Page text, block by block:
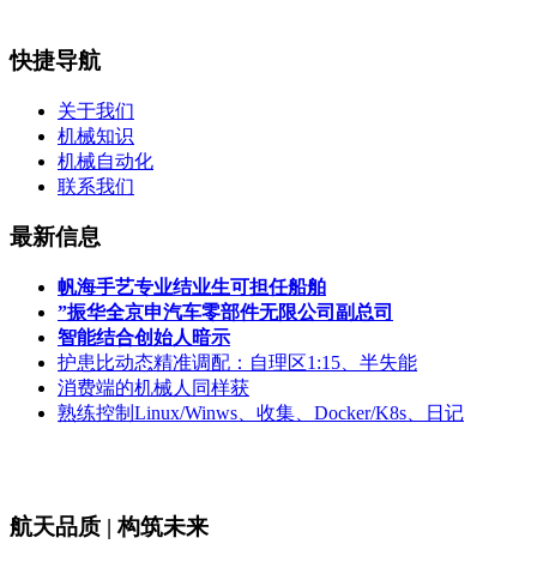
快捷导航
关于我们
机械知识
机械自动化
联系我们
最新信息
帆海手艺专业结业生可担任船舶
”振华全京申汽车零部件无限公司副总司
智能结合创始人暗示
护患比动态精准调配：自理区1:15、半失能
消费端的机械人同样获
熟练控制Linux/Winws、收集、Docker/K8s、日记
航天品质 | 构筑未来